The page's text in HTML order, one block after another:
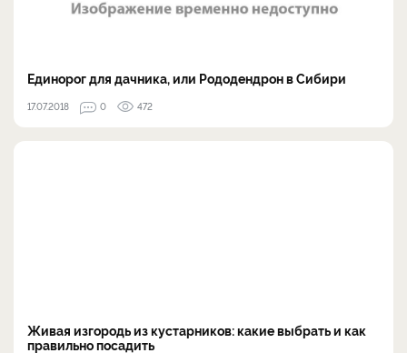
Единорог для дачника, или Рододендрон в Сибири
17.07.2018 0 472
Живая изгородь из кустарников: какие выбрать и как
правильно посадить